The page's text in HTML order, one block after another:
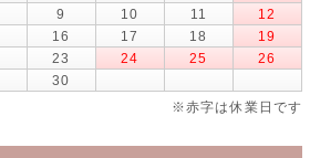
9 10 11
12
16 17 18
19
23 24 25
26
30
※赤字は休業日です